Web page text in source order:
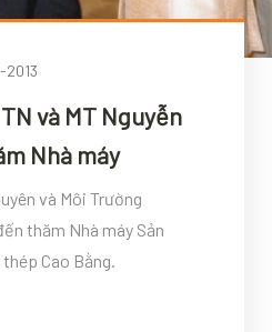
và MT Nguyễn
Nhà máy
và Môi Trường
thăm Nhà máy Sản
Cao Bằng.